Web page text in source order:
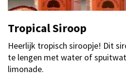
Tropical Siroop
Heerlijk tropisch siroopje! Dit
te lengen met water of
limonade.